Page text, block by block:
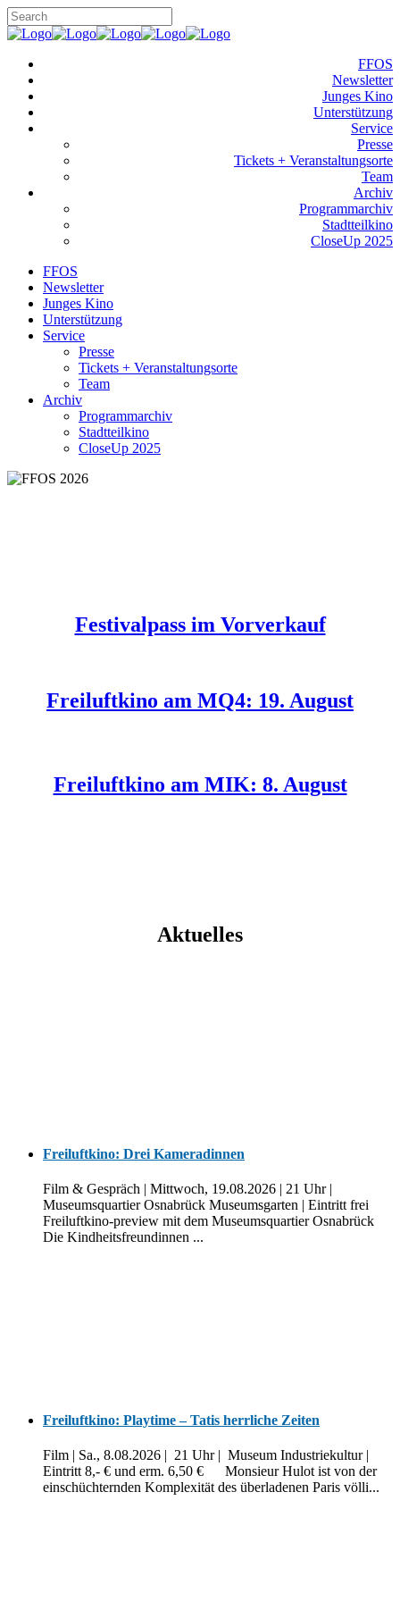
FFOS
Newsletter
Junges Kino
Unterstützung
Service
Presse
Tickets + Veranstaltungsorte
Team
Archiv
Programmarchiv
Stadtteilkino
CloseUp 2025
FFOS
Newsletter
Junges Kino
Unterstützung
Service
Presse
Tickets + Veranstaltungsorte
Team
Archiv
Programmarchiv
Stadtteilkino
CloseUp 2025
Festivalpass im Vorverkauf
Freiluftkino am MQ4: 19. August
Freiluftkino am MIK: 8. August
Aktuelles
Freiluftkino: Drei Kameradinnen
Film & Gespräch | Mittwoch, 19.08.2026 | 21 Uhr |
Museumsquartier Osnabrück Museumsgarten | Eintritt frei
Freiluftkino-preview mit dem Museumsquartier Osnabrück
Die Kindheitsfreundinnen ...
Freiluftkino: Playtime – Tatis herrliche Zeiten
Film | Sa., 8.08.2026 | 21 Uhr | Museum Industriekultur |
Eintritt 8,- € und erm. 6,50 € Monsieur Hulot ist von der
einschüchternden Komplexität des überladenen Paris völli...